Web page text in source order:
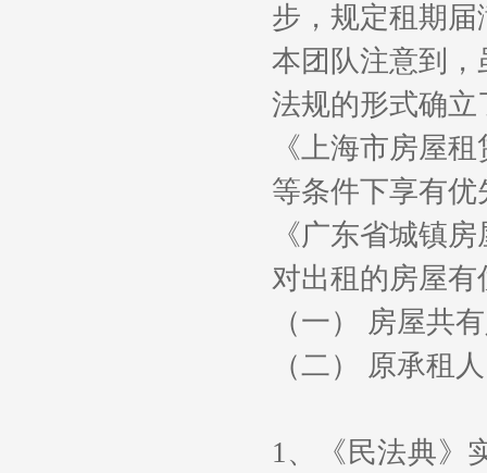
步，规定租期
本团队注意到
法规的形式确
《上海市房屋
等条件下享有优
《广东省城镇
对出租的房屋有
（一） 房屋共
（二） 原承租
1、《民法典》